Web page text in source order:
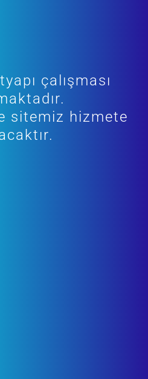
çalışması
sitemiz hizmete